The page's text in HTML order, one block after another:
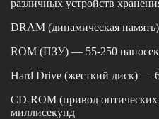
различных устройств
DRAM (динамическая
ROM (ПЗУ) — 55-250
Hard Drive (жесткий диск) —
CD-ROM (привод
миллисекунд